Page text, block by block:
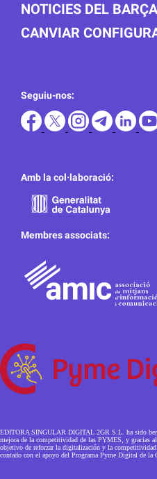
NOTICIES DEL BARÇA
CANVIAR
Seguiu-nos:
Amb la col·laboració:
Membres associats:
EDITORA SINGULAR DIGITAL 2GR S.L. ha sido
mejora de la competitividad de las PYMES, y gracias
objetivo de reforzar la digitalización y la
contado con el apoyo del Programa Pyme Digital de la